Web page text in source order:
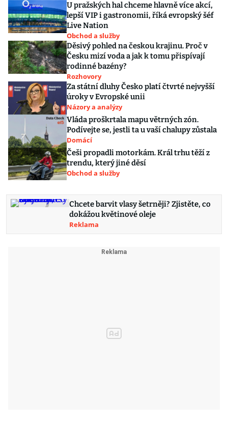
U pražských hal chceme hlavně více akcí,
lepší VIP i gastronomii, říká evropský šéf
Live Nation
Obchod a služby
Děsivý pohled na českou krajinu. Proč v
Česku mizí voda a jak k tomu přispívají
rodinné bazény?
Rozhovory
Za státní dluhy Česko platí čtvrté nejvyšší
úroky v Evropské unii
Názory a analýzy
Vláda proškrtala mapu větrných zón.
Podívejte se, jestli ta u vaší chalupy zůstala
Domácí
Češi propadli motorkám. Král trhu těží z
trendu, který jiné děsí
Obchod a služby
Chcete barvit vlasy šetrněji? Zjistěte, co
dokážou květinové oleje
Reklama